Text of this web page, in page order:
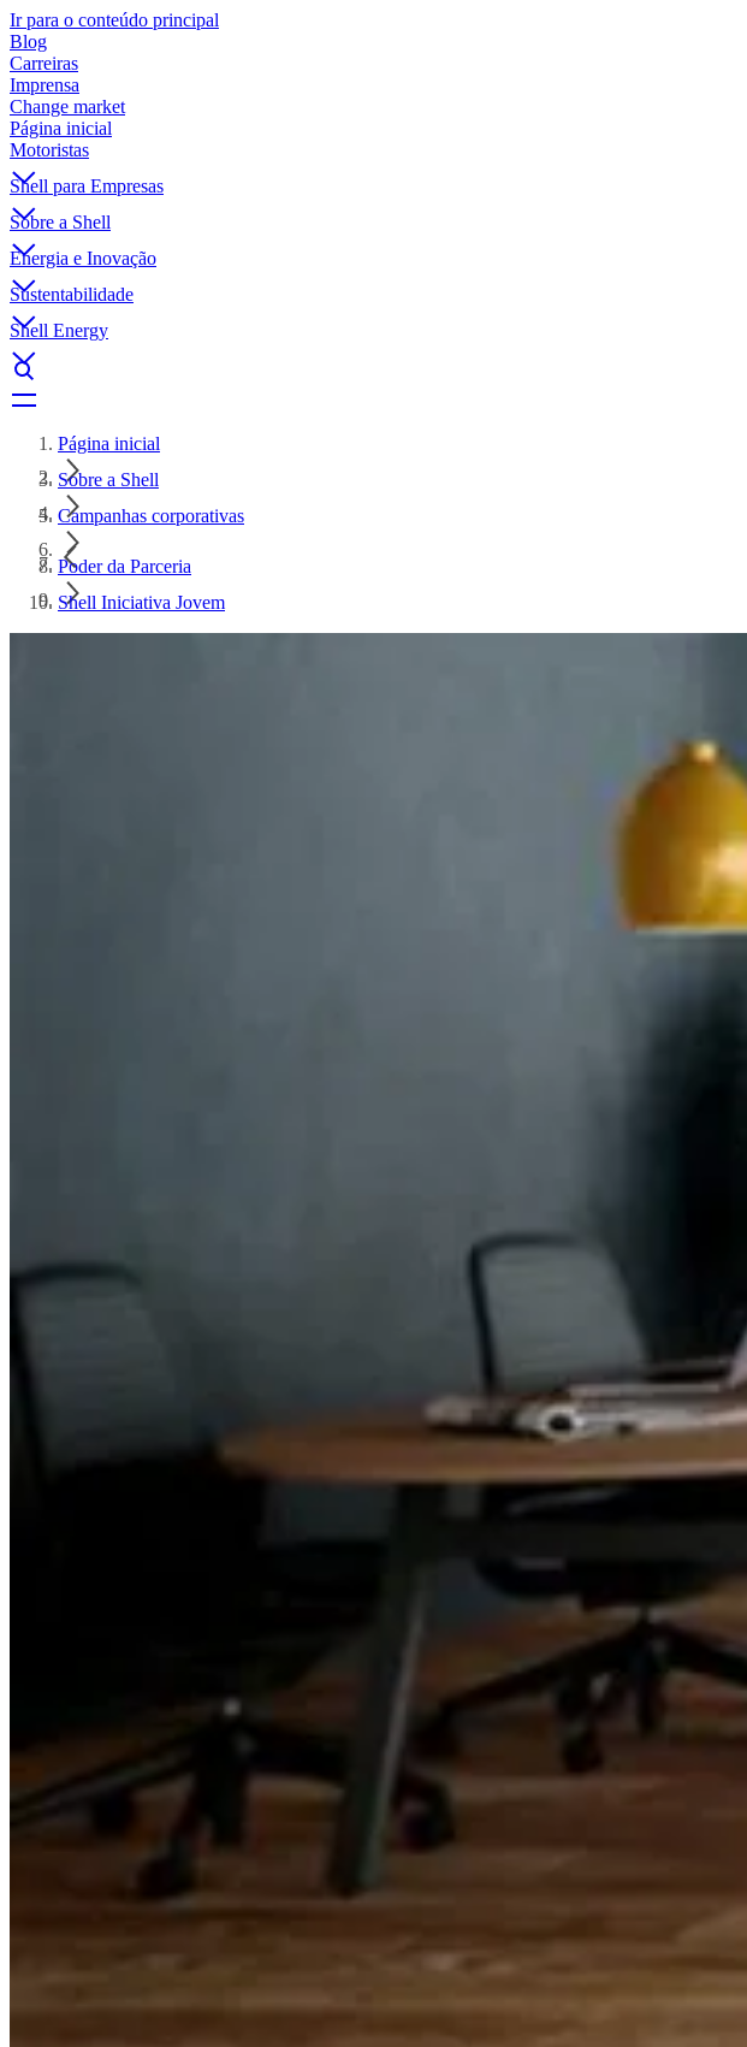
Ir para o conteúdo principal
Blog
Carreiras
Imprensa
Change market
Página inicial
Motoristas
Shell para Empresas
Sobre a Shell
Energia e Inovação
Sustentabilidade
Shell Energy
Página inicial
Sobre a Shell
Campanhas corporativas
Poder da Parceria
Shell Iniciativa Jovem